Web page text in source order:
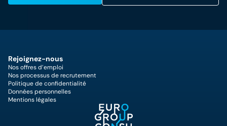
Rejoignez-nous
Nos offres d’emploi
Nos processus de recrutement
Politique de confidentialité
Données personnelles
Mentions légales